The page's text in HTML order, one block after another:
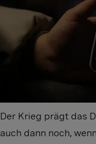
Der Krieg prägt das
auch dann noch,